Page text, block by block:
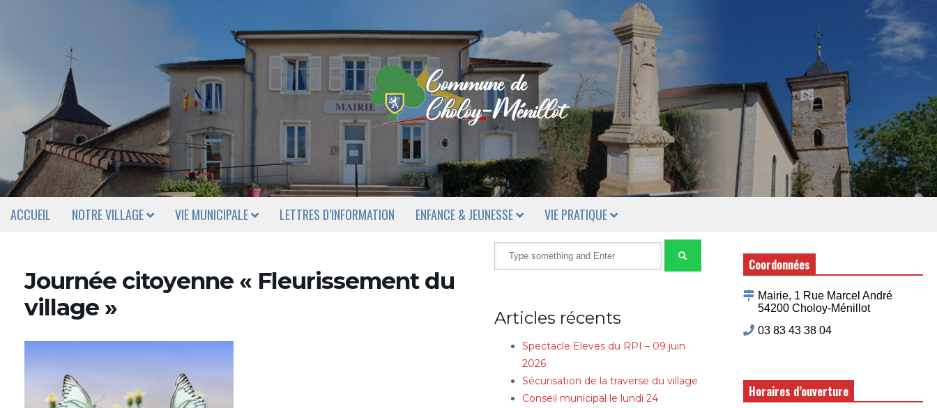
ACCUEIL NOTRE VILLAGE VIE MUNICIPALE LETTRES D’INFORMATION ENFANCE & JEUNESSE VIE PRATIQUE
Journée citoyenne « Fleurissement du
village »
Articles récents
Spectacle Eleves du RPI – 09 juin
2026
Sécurisation de la traverse du village
Conseil municipal le lundi 24
Coordonnées
Mairie, 1 Rue Marcel André
54200 Choloy-Ménillot
03 83 43 38 04
Horaires d’ouverture